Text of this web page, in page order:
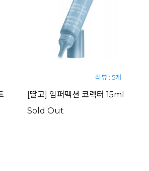
리뷰 : 5개
[딸고] 임퍼펙션 코렉터 15ml
Sold Out